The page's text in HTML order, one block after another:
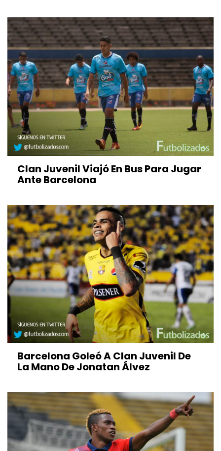
Clan Juvenil Viajó En Bus Para Jugar
Ante Barcelona
Barcelona Goleó A Clan Juvenil De
La Mano De Jonatan Álvez